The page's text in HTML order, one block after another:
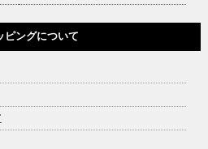
ピングについて